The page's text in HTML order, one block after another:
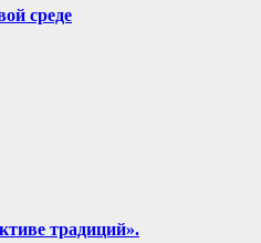
среде
традиций».